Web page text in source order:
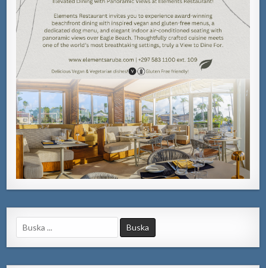
Search
for: